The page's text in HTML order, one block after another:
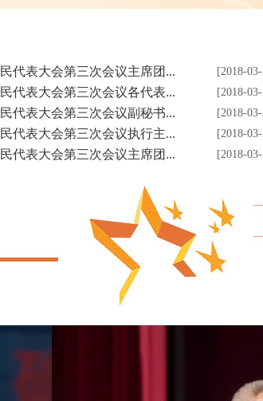
代表大会第三次会议主席团... [2018-
代表大会第三次会议各代表... [2018-
代表大会第三次会议副秘书... [2018-
代表大会第三次会议执行主... [2018-
代表大会第三次会议主席团... [2018-